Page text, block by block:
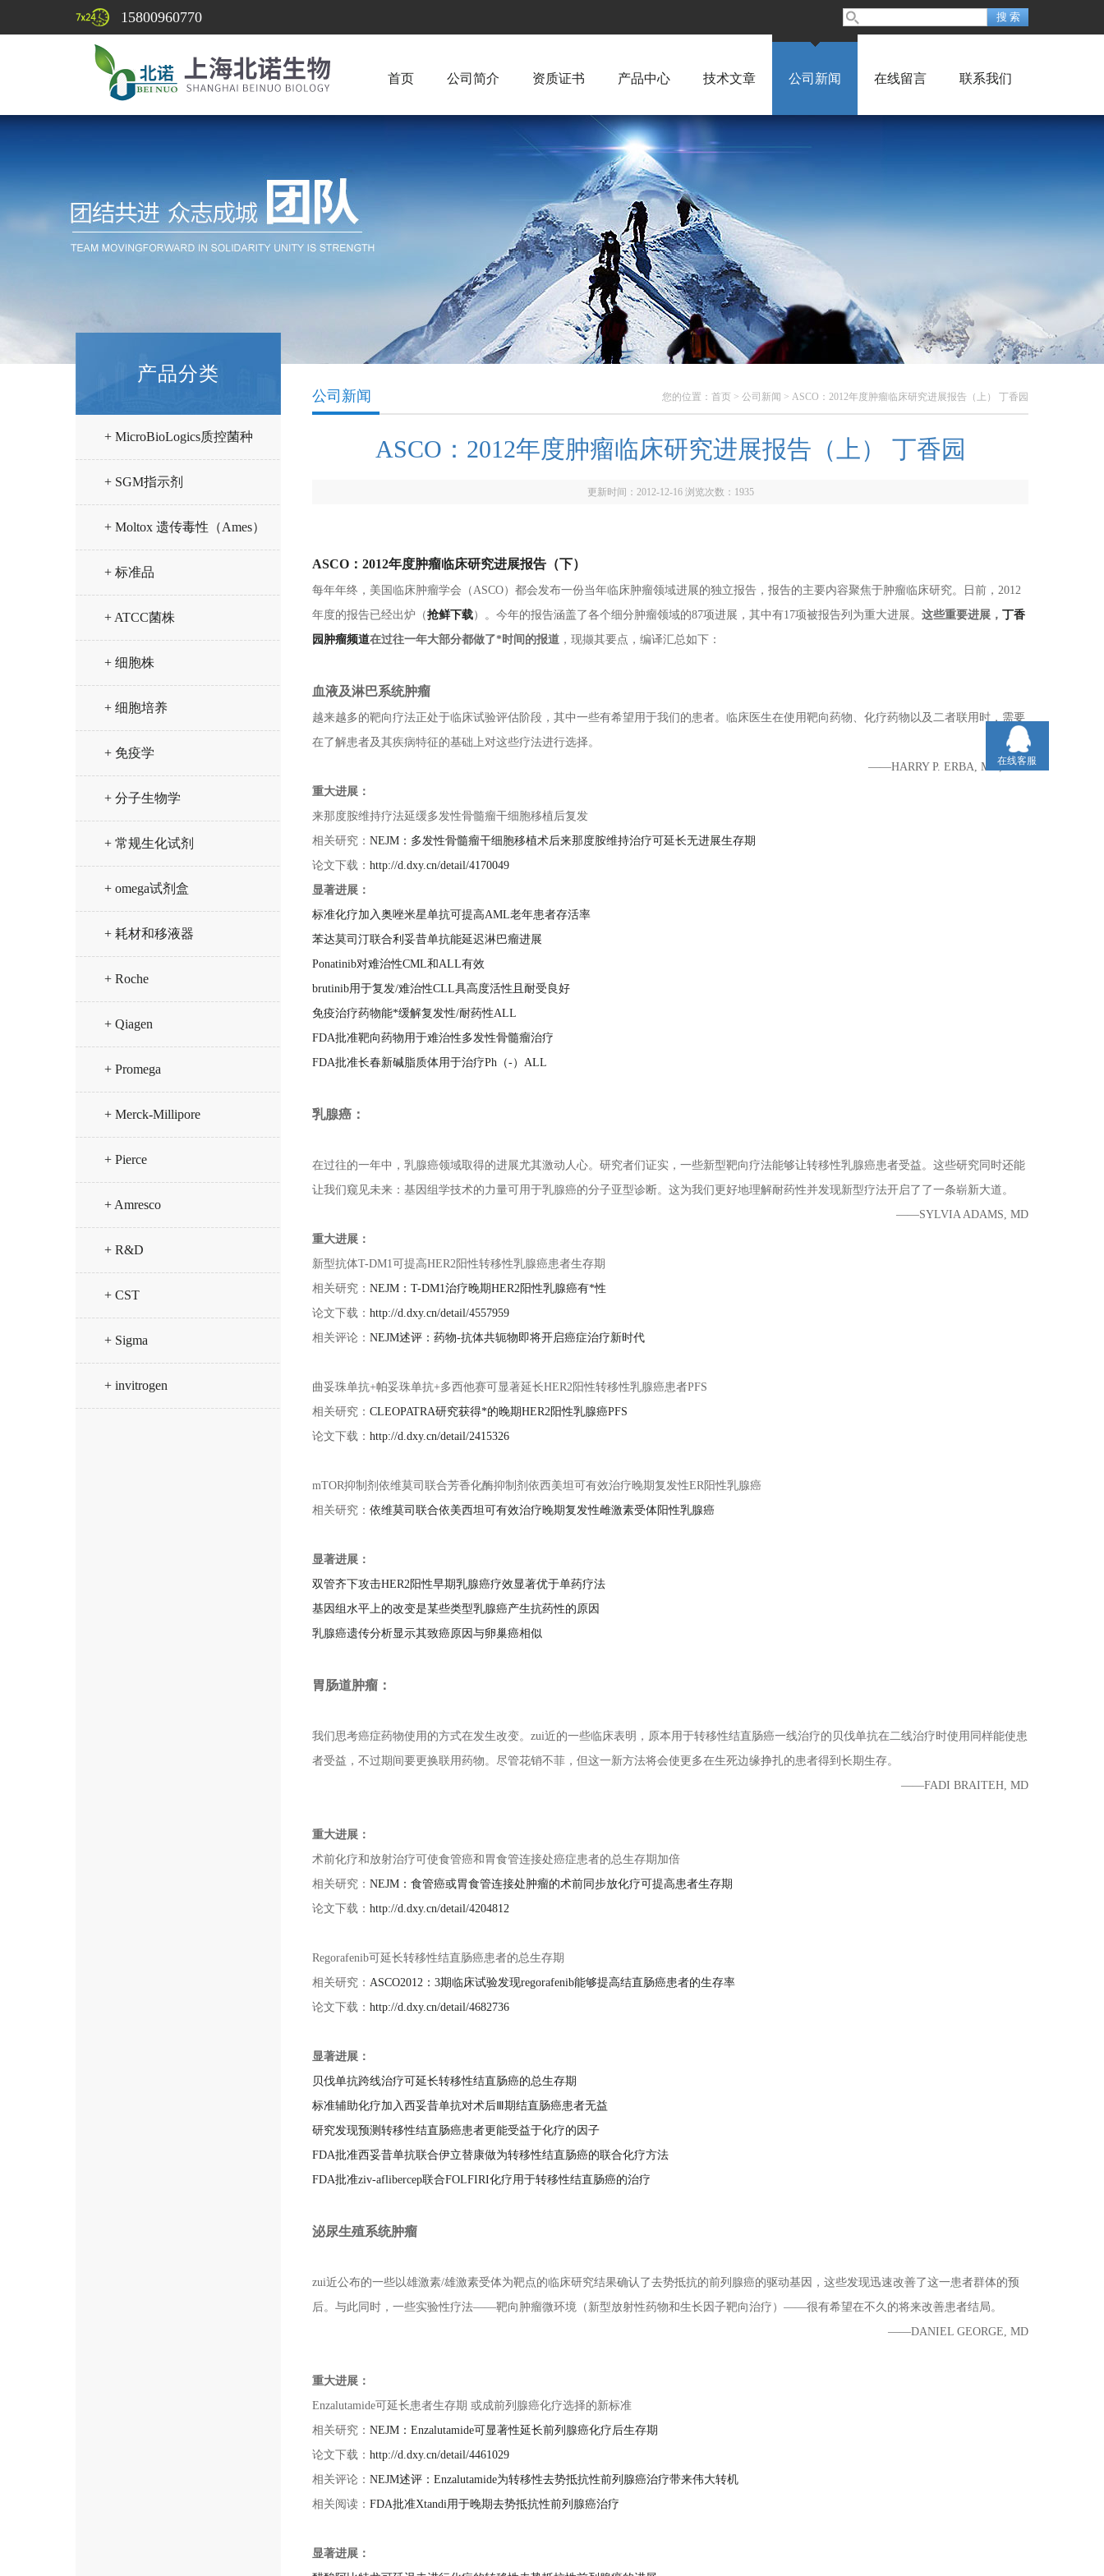
15800960770
首页 公司简介 资质证书 产品中心 技术文章 公司新闻 在线留言 联系我们
产品分类
+ MicroBioLogics质控菌种
+ SGM指示剂
+ Moltox 遗传毒性（Ames）
试验试剂
+ 标准品
+ ATCC菌株
+ 细胞株
+ 细胞培养
+ 免疫学
+ 分子生物学
+ 常规生化试剂
+ omega试剂盒
+ 耗材和移液器
+ Roche
+ Qiagen
+ Promega
+ Merck-Millipore
+ Pierce
+ Amresco
+ R&D
+ CST
+ Sigma
+ invitrogen
您的位置： 首页 > 公司新闻 > ASCO：2012年度肿瘤临床研究进展报告（上） 丁香园
公司新闻
ASCO：2012年度肿瘤临床研究进展报告（上） 丁香园
更新时间：2012-12-16 浏览次数： 1935
ASCO：2012年度肿瘤临床研究进展报告（下）
每年年终，美国临床肿瘤学会（ASCO）都会发布一份当年临床肿瘤领域进展的独立报告，报告的主要内容聚焦于肿瘤临床研究。日前，2012
年度的报告已经出炉（抢鲜下载）。今年的报告涵盖了各个细分肿瘤领域的87项进展，其中有17项被报告列为重大进展。 这些重要进展， 丁香
园肿瘤频道在过往一年大部分都做了*时间的报道 ，现撷其要点，编译汇总如下：
血液及淋巴系统肿瘤
越来越多的靶向疗法正处于临床试验评估阶段，其中一些有希望用于我们的患者。临床医生在使用靶向药物、化疗药物以及二者联用时，需要
在了解患者及其疾病特征的基础上对这些疗法进行选择。
——HARRY P. ERBA, MD, PHD
重大进展：
来那度胺维持疗法延缓多发性骨髓瘤干细胞移植后复发
相关研究： NEJM：多发性骨髓瘤干细胞移植术后来那度胺维持治疗可延长无进展生存期
论文下载： http://d.dxy.cn/detail/4170049
显著进展：
标准化疗加入奥唑米星单抗可提高AML老年患者存活率
苯达莫司汀联合利妥昔单抗能延迟淋巴瘤进展
Ponatinib对难治性CML和ALL有效
brutinib用于复发/难治性CLL具高度活性且耐受良好
免疫治疗药物能*缓解复发性/耐药性ALL
FDA批准靶向药物用于难治性多发性骨髓瘤治疗
FDA批准长春新碱脂质体用于治疗Ph（-）ALL
乳腺癌：
在过往的一年中，乳腺癌领域取得的进展尤其激动人心。研究者们证实，一些新型靶向疗法能够让转移性乳腺癌患者受益。这些研究同时还能
让我们窥见未来：基因组学技术的力量可用于乳腺癌的分子亚型诊断。这为我们更好地理解耐药性并发现新型疗法开启了了一条崭新大道。
——SYLVIA ADAMS, MD
重大进展：
新型抗体T-DM1可提高HER2阳性转移性乳腺癌患者生存期
相关研究： NEJM：T-DM1治疗晚期HER2阳性乳腺癌有*性
论文下载： http://d.dxy.cn/detail/4557959
相关评论： NEJM述评：药物-抗体共轭物即将开启癌症治疗新时代
曲妥珠单抗+帕妥珠单抗+多西他赛可显著延长HER2阳性转移性乳腺癌患者PFS
相关研究： CLEOPATRA研究获得*的晚期HER2阳性乳腺癌PFS
论文下载： http://d.dxy.cn/detail/2415326
mTOR抑制剂依维莫司联合芳香化酶抑制剂依西美坦可有效治疗晚期复发性ER阳性乳腺癌
相关研究： 依维莫司联合依美西坦可有效治疗晚期复发性雌激素受体阳性乳腺癌
显著进展：
双管齐下攻击HER2阳性早期乳腺癌疗效显著优于单药疗法
基因组水平上的改变是某些类型乳腺癌产生抗药性的原因
乳腺癌遗传分析显示其致癌原因与卵巢癌相似
胃肠道肿瘤：
我们思考癌症药物使用的方式在发生改变。zui近的一些临床表明，原本用于转移性结直肠癌一线治疗的贝伐单抗在二线治疗时使用同样能使患
者受益，不过期间要更换联用药物。尽管花销不菲，但这一新方法将会使更多在生死边缘挣扎的患者得到长期生存。
——FADI BRAITEH, MD
重大进展：
术前化疗和放射治疗可使食管癌和胃食管连接处癌症患者的总生存期加倍
相关研究： NEJM：食管癌或胃食管连接处肿瘤的术前同步放化疗可提高患者生存期
论文下载： http://d.dxy.cn/detail/4204812
Regorafenib可延长转移性结直肠癌患者的总生存期
相关研究： ASCO2012：3期临床试验发现regorafenib能够提高结直肠癌患者的生存率
论文下载： http://d.dxy.cn/detail/4682736
显著进展：
贝伐单抗跨线治疗可延长转移性结直肠癌的总生存期
标准辅助化疗加入西妥昔单抗对术后Ⅲ期结直肠癌患者无益
研究发现预测转移性结直肠癌患者更能受益于化疗的因子
FDA批准西妥昔单抗联合伊立替康做为转移性结直肠癌的联合化疗方法
FDA批准ziv-aflibercep联合FOLFIRI化疗用于转移性结直肠癌的治疗
泌尿生殖系统肿瘤
zui近公布的一些以雄激素/雄激素受体为靶点的临床研究结果确认了去势抵抗的前列腺癌的驱动基因，这些发现迅速改善了这一患者群体的预
后。与此同时，一些实验性疗法——靶向肿瘤微环境（新型放射性药物和生长因子靶向治疗）——很有希望在不久的将来改善患者结局。
——DANIEL GEORGE, MD
重大进展：
Enzalutamide可延长患者生存期 或成前列腺癌化疗选择的新标准
相关研究： NEJM：Enzalutamide可显著性延长前列腺癌化疗后生存期
论文下载： http://d.dxy.cn/detail/4461029
相关评论： NEJM述评：Enzalutamide为转移性去势抵抗性前列腺癌治疗带来伟大转机
相关阅读： FDA批准Xtandi用于晚期去势抵抗性前列腺癌治疗
显著进展：
在线客服